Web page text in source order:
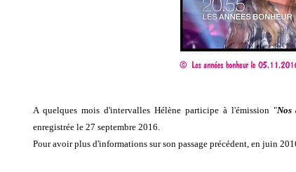
A quelques mois d'intervalles Hélène participe à l'émission "Nos
enregistrée le 27 septembre 2016.
Pour avoir plus d'informations sur son passage précédent, en juin